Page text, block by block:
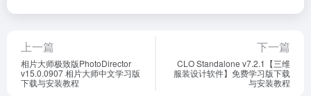
上一篇
相片大师极致版PhotoDirector
v15.0.0907 相片大师中文学习版
下载与安装教程
下一篇
CLO Standalone v7.2.1【三维
服装设计软件】免费学习版下载
与安装教程